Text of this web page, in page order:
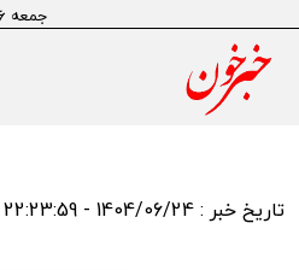
جمعه ۱۶ مرداد ۱۴۰۵ ۱۵:۴۹ ب ظ
تاریخ خبر : 1404/06/24 - 22:23:59